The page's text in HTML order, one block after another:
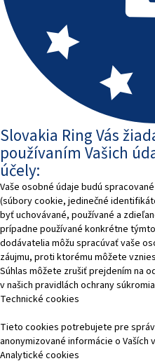
Slovakia Ring Vás
používaním Vašich
účely:
Vaše osobné údaje budú
(súbory cookie, jedinečné
byť uchovávané, používané a
prípadne používané konkrétne
dodávatelia môžu spracúvať vaše
záujmu, proti ktorému môžete
Súhlas môžete zrušiť prejdením na
v našich pravidlách ochrany
Technické cookies
Tieto cookies potrebujete pre
anonymizované informácie o Vaších
Analytické cookies